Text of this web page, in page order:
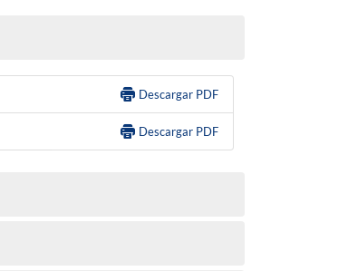
Descargar PDF
Descargar PDF